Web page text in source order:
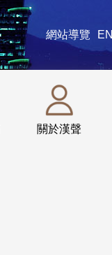
網站導覽 EN
關於漢聲